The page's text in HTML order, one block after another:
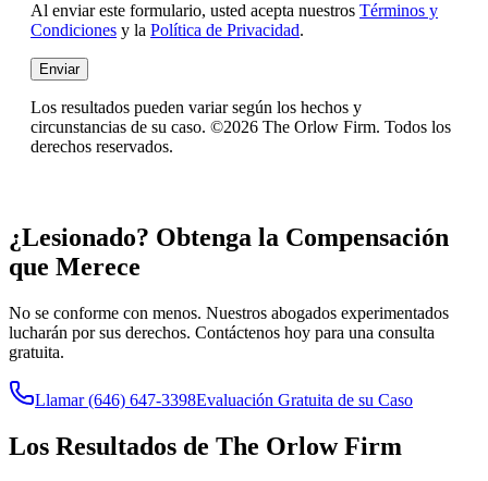
Al enviar este formulario, usted acepta nuestros Términos y
Condiciones y la Política de Privacidad.
Enviar
Los resultados pueden variar según los hechos y
circunstancias de su caso. ©2026 The Orlow Firm. Todos los
derechos reservados.
¿Lesionado? Obtenga la Compensación
que Merece
No se conforme con menos. Nuestros abogados experimentados
lucharán por sus derechos. Contáctenos hoy para una consulta
gratuita.
Llamar(646) 647-3398Evaluación Gratuita de su Caso
Los Resultados de The Orlow Firm